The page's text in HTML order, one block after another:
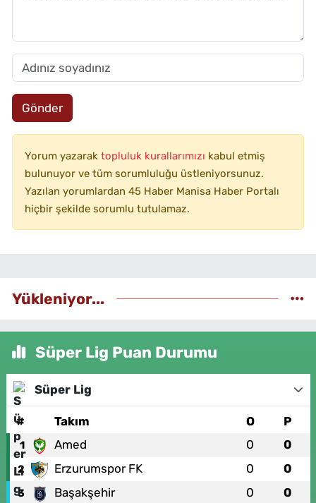
Gönder
Yorum yazarak topluluk kurallarımızı kabul etmiş
bulunuyor ve tüm sorumluluğu üstleniyorsunuz.
Yazılan yorumlardan 45 Haber Manisa Haber Portalı
hiçbir şekilde sorumlu tutulamaz.
Yükleniyor...
Süper Lig Puan Durumu
Süper Lig
# Takım O P
1 Amed 0 0
2 Erzurumspor FK 0 0
3 Başakşehir 0 0